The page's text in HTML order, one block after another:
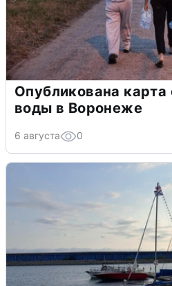
Опубликована карта
воды в Воронеже
6 августа 0